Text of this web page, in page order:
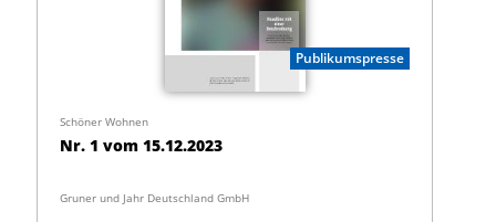
Publikumspresse
Schöner Wohnen
Nr. 1 vom 15.12.2023
Gruner und Jahr Deutschland GmbH